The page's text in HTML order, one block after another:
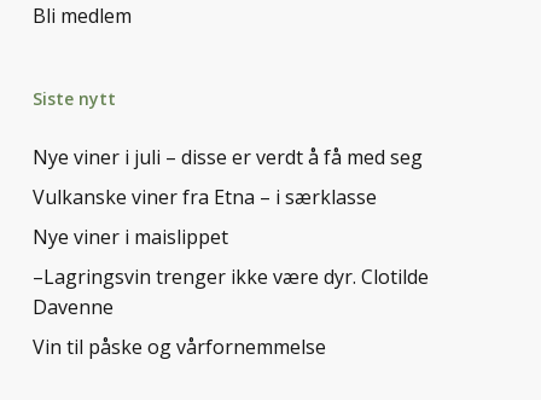
Bli medlem
Siste nytt
Nye viner i juli – disse er verdt å få med seg
Vulkanske viner fra Etna – i særklasse
Nye viner i maislippet
–Lagringsvin trenger ikke være dyr. Clotilde
Davenne
Vin til påske og vårfornemmelse